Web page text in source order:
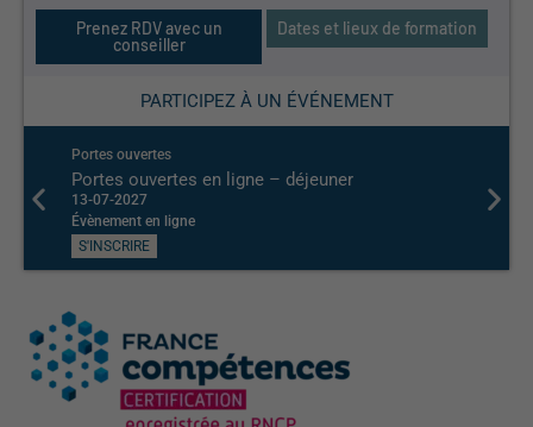
Prenez RDV avec un
conseiller
Dates et lieux de formation
PARTICIPEZ À UN ÉVÉNEMENT
Portes ouvertes
Portes ouvertes en ligne – déjeuner
13-07-2027
Évènement en ligne
S'INSCRIRE
29-